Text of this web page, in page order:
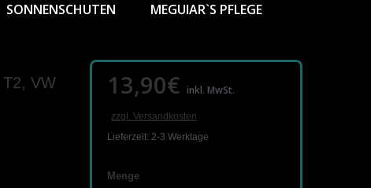
SONNENSCHUTEN MEGUIAR`S PFLEGE
VW
13,90€ inkl. MwSt.
zzgl. Versandkosten
Lieferzeit: 2-3 Werktage
Menge